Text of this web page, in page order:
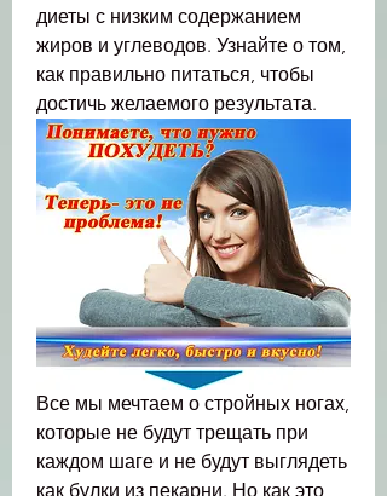
диеты с низким содержанием
жиров и углеводов. Узнайте о том,
как правильно питаться, чтобы
достичь желаемого результата.
Все мы мечтаем о стройных ногах,
которые не будут трещать при
каждом шаге и не будут выглядеть
как булки из пекарни. Но как это